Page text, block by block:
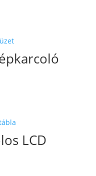
LCD